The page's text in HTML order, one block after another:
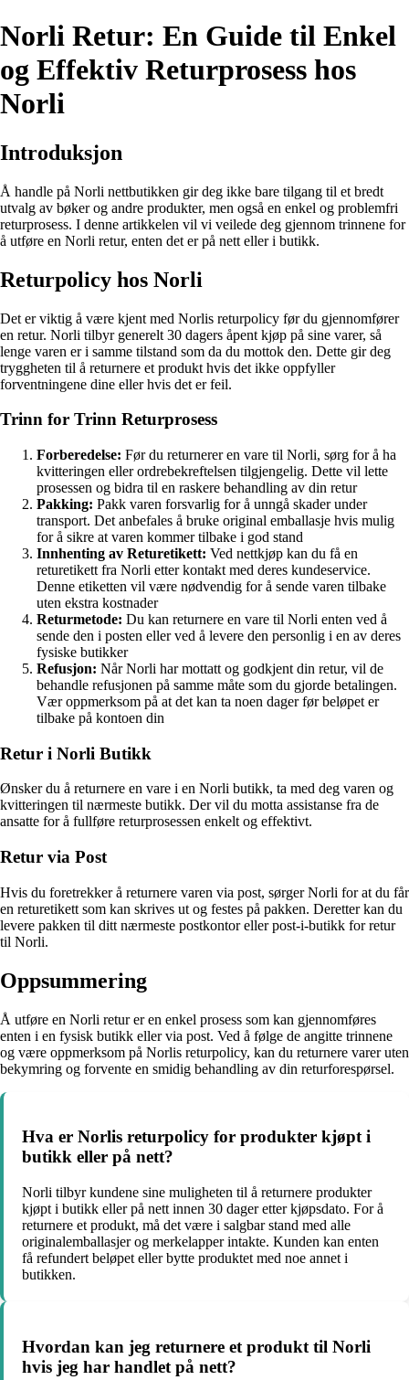
Norli Retur: En Guide til Enkel
og Effektiv Returprosess hos
Norli
Introduksjon
Å handle på Norli nettbutikken gir deg ikke bare tilgang til et bredt
utvalg av bøker og andre produkter, men også en enkel og problemfri
returprosess. I denne artikkelen vil vi veilede deg gjennom trinnene for
å utføre en Norli retur, enten det er på nett eller i butikk.
Returpolicy hos Norli
Det er viktig å være kjent med Norlis returpolicy før du gjennomfører
en retur. Norli tilbyr generelt 30 dagers åpent kjøp på sine varer, så
lenge varen er i samme tilstand som da du mottok den. Dette gir deg
tryggheten til å returnere et produkt hvis det ikke oppfyller
forventningene dine eller hvis det er feil.
Trinn for Trinn Returprosess
Forberedelse: Før du returnerer en vare til Norli, sørg for å ha
kvitteringen eller ordrebekreftelsen tilgjengelig. Dette vil lette
prosessen og bidra til en raskere behandling av din retur
Pakking: Pakk varen forsvarlig for å unngå skader under
transport. Det anbefales å bruke original emballasje hvis mulig
for å sikre at varen kommer tilbake i god stand
Innhenting av Returetikett: Ved nettkjøp kan du få en
returetikett fra Norli etter kontakt med deres kundeservice.
Denne etiketten vil være nødvendig for å sende varen tilbake
uten ekstra kostnader
Returmetode: Du kan returnere en vare til Norli enten ved å
sende den i posten eller ved å levere den personlig i en av deres
fysiske butikker
Refusjon: Når Norli har mottatt og godkjent din retur, vil de
behandle refusjonen på samme måte som du gjorde betalingen.
Vær oppmerksom på at det kan ta noen dager før beløpet er
tilbake på kontoen din
Retur i Norli Butikk
Ønsker du å returnere en vare i en Norli butikk, ta med deg varen og
kvitteringen til nærmeste butikk. Der vil du motta assistanse fra de
ansatte for å fullføre returprosessen enkelt og effektivt.
Retur via Post
Hvis du foretrekker å returnere varen via post, sørger Norli for at du får
en returetikett som kan skrives ut og festes på pakken. Deretter kan du
levere pakken til ditt nærmeste postkontor eller post-i-butikk for retur
til Norli.
Oppsummering
Å utføre en Norli retur er en enkel prosess som kan gjennomføres
enten i en fysisk butikk eller via post. Ved å følge de angitte trinnene
og være oppmerksom på Norlis returpolicy, kan du returnere varer uten
bekymring og forvente en smidig behandling av din returforespørsel.
Hva er Norlis returpolicy for produkter kjøpt i
butikk eller på nett?
Norli tilbyr kundene sine muligheten til å returnere produkter
kjøpt i butikk eller på nett innen 30 dager etter kjøpsdato. For å
returnere et produkt, må det være i salgbar stand med alle
originalemballasjer og merkelapper intakte. Kunden kan enten
få refundert beløpet eller bytte produktet med noe annet i
butikken.
Hvordan kan jeg returnere et produkt til Norli
hvis jeg har handlet på nett?